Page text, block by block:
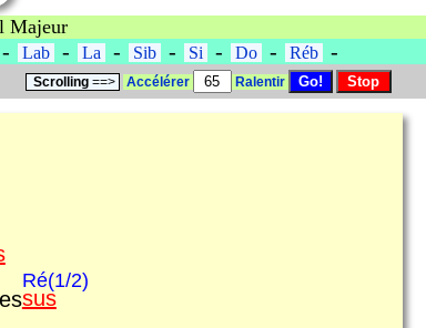
Majeur
- Lab - La - Sib - Si - Do - Réb -
Scrolling ==> Accélérer Ralentir
Ré(1/2)
sus